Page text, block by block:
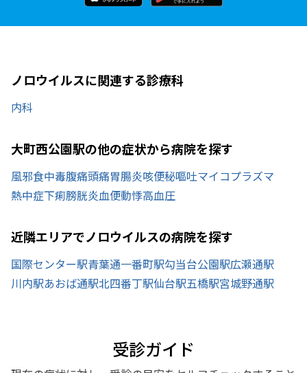
ノロウイルスに関連する診療科
内科
大町西公園駅の他の症状から病院を探す
風邪食中毒腹痛頭痛胃腸炎咳便秘嘔吐マイコプラズマ
熱中症下痢膀胱炎血便動悸高血圧
近隣エリアでノロウイルスの病院を探す
国際センター駅青葉通一番町駅勾当台公園駅広瀬通駅
川内駅あおば通駅北四番丁駅仙台駅五橋駅宮城野通駅
受診ガイド